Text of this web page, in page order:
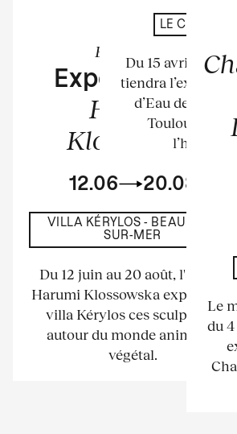
En cours
Exposition
Exposition de
Harumi
Klossowska
12.06 20.08
VILLA KÉRYLOS - BEAULIEU-
SUR-MER
Du 12 juin au 20 août, l'artiste
Harumi Klossowska expose à la
villa Kérylos ces sculptures
autour du monde animal et
végétal.
LE
Du 15 avril au 23
tiendra
d’Eau de
Toulouse.
l’honneur
Le
du